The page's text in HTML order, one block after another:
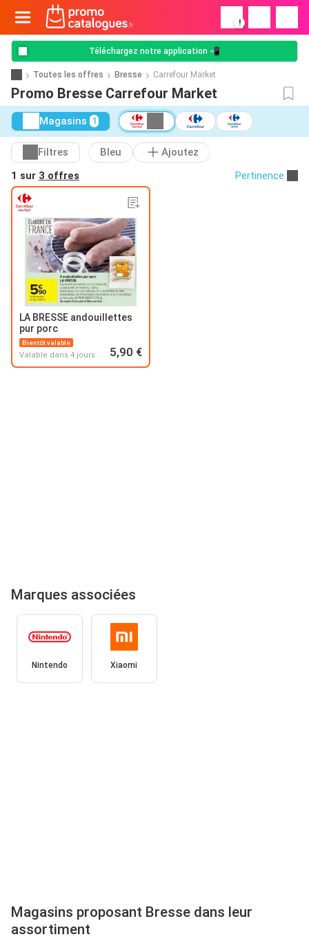
!
Téléchargez notre application 📲
Toutes les offres Bresse Carrefour Market
Promo Bresse Carrefour Market
Magasins 1
Filtres Bleu
Ajoutez
1 sur 3 offres Pertinence
LA BRESSE andouillettes
pur porc
Bientôt valable
Valable dans 4 jours 5,90 €
Marques associées
Nintendo Xiaomi
Magasins proposant Bresse dans leur
assortiment